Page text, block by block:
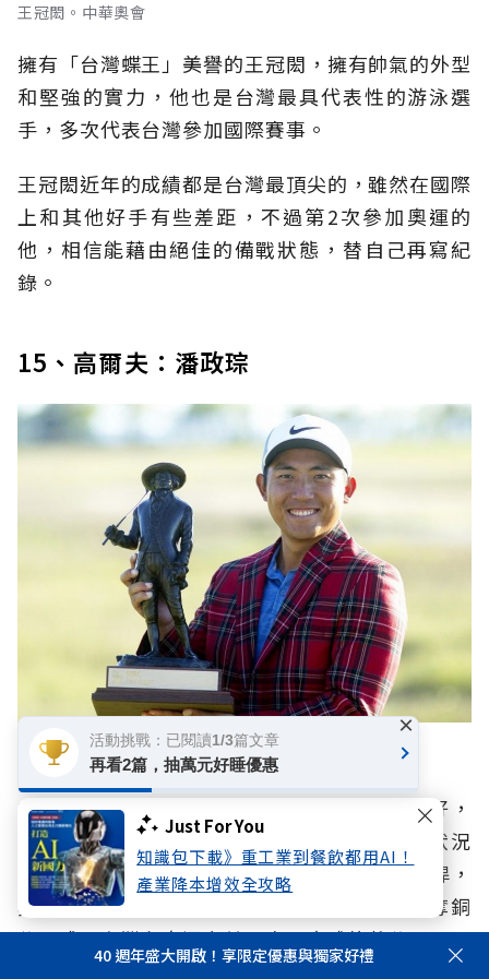
Just For You
知識包下載》重工業到餐飲都用AI！
產業降本增效全攻略
王冠閎。中華奧會
擁有「台灣蝶王」美譽的王冠閎，擁有帥氣的外型
和堅強的實力，他也是台灣最具代表性的游泳選
手，多次代表台灣參加國際賽事。
王冠閎近年的成績都是台灣最頂尖的，雖然在國際
上和其他好手有些差距，不過第2次參加奧運的
他，相信能藉由絕佳的備戰狀態，替自己再寫紀
錄。
15、高爾夫：潘政琮
潘政琮。中華奧會
2020年的東京奧運，潘政琮原本完全不被看好，
當時首輪結束後只並列在57名，不過後來的狀況
是「倒吃甘蔗」，最終以低於標準15桿的269桿，
與其他6名選手並列第3，後來加賽時，他勇奪銅
牌，成了台灣在奧運上首面高爾夫球的獎牌。
40 週年盛大開啟！享限定優惠與獨家好禮
活動挑戰：已閱讀1/3篇文章
再看2篇，抽萬元好睡優惠
×